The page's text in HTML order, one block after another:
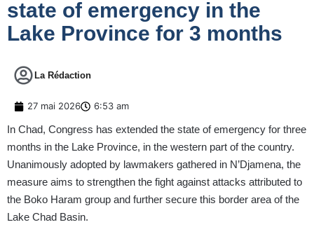
state of emergency in the
Lake Province for 3 months
La Rédaction
27 mai 2026 6:53 am
In Chad, Congress has extended the state of emergency for three
months in the Lake Province, in the western part of the country.
Unanimously adopted by lawmakers gathered in N’Djamena, the
measure aims to strengthen the fight against attacks attributed to
the Boko Haram group and further secure this border area of the
Lake Chad Basin.